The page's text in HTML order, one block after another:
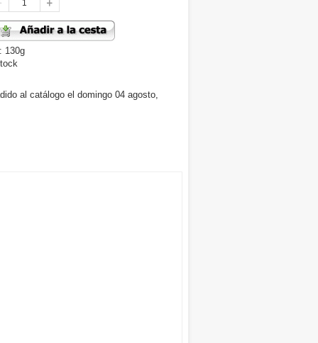
130g
al catálogo el domingo 04 agosto,